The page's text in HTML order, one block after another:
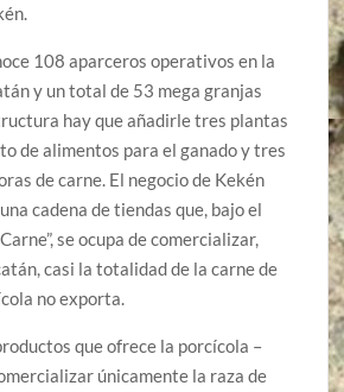
108 aparceros operativos en la
y un total de 53 mega granjas
hay que añadirle tres plantas
de alimentos para el ganado y tres
de carne. El negocio de Kekén
cadena de tiendas que, bajo el
se ocupa de comercializar,
casi la totalidad de la carne de
no exporta.
que ofrece la porcícola –
únicamente la raza de